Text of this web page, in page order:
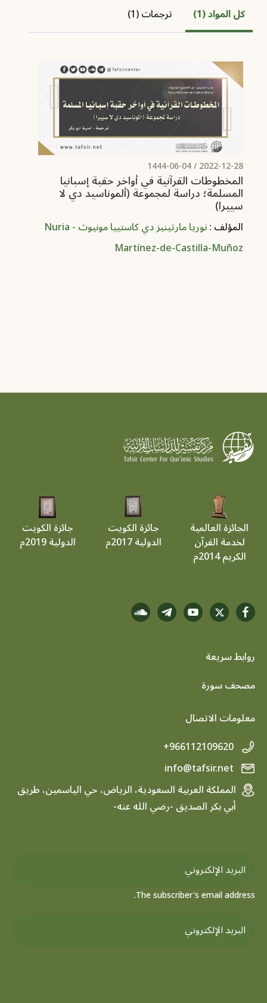
كل المواد (1) ترجمات (1)
2022-12-28
/ 1444-06-04
المخطوطات القرآنية في أواخر حقبة إسبانيا
المسلمة؛ دراسة لمجموعة (ألموناسيد دي لا
سييرا)
المؤلف :
نوريا مارتينيز دي كاستييا مونيوث - Nuria
Martínez-de-Castilla-Muñoz
الجائزة العالمية
لخدمة القرآن
الكريم 2014م
جائزة الكويت
الدولية 2017م
جائزة الكويت
الدولية 2019م
روابط سريعة
footer menu
مصحف سورة
معلومات الاتصال
+966112109620
المملكة العربية السعودية، الرياض، حي الياسمين، طريق
أبي بكر الصديق -رضي الله عنه-
The subscriber's email address.